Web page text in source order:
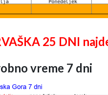
25 DNI
vreme 7 dni